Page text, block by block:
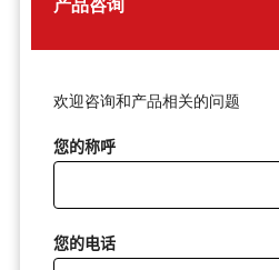
产品咨询
欢迎咨询和产品相关的问题
您的称呼
您的电话